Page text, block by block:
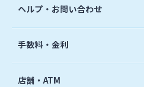
ヘルプ・お問い合わせ
手数料・金利
店舗・ATM